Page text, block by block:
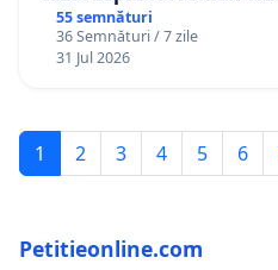
Gheorghe, aflat în
12 ani
55 semnături
36 Semnături / 7 zile
31 Jul 2026
1 2 3 4 5 6
Petitieonline.com